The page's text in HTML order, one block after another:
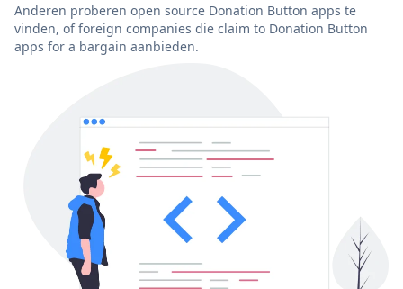
Anderen proberen open source Donation Button apps te
vinden, of foreign companies die claim to Donation Button
apps for a bargain aanbieden.